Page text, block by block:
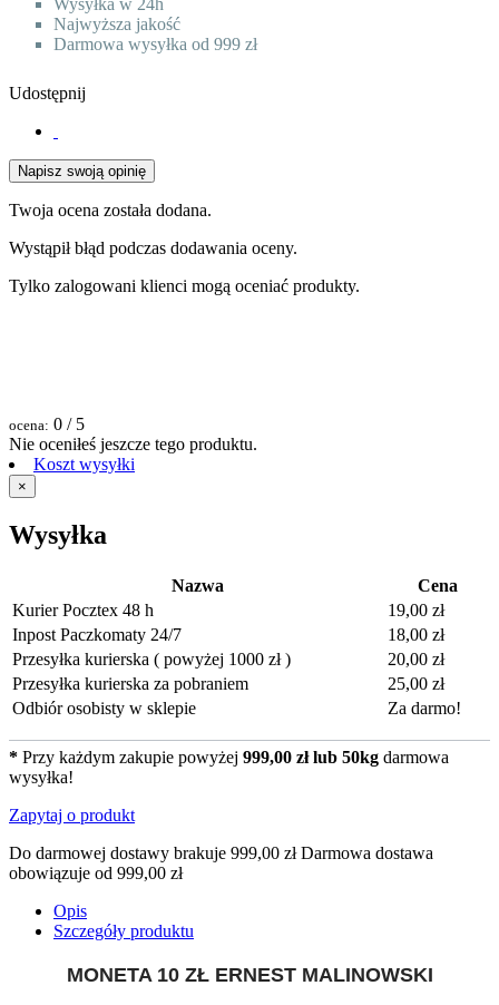
Wysyłka w 24h
Najwyższa jakość
Darmowa wysyłka od 999 zł
Udostępnij
Napisz swoją opinię
Twoja ocena została dodana.
Wystąpił błąd podczas dodawania oceny.
Tylko zalogowani klienci mogą oceniać produkty.
ocena: 0 / 5
Nie oceniłeś jeszcze tego produktu.
Koszt wysyłki
×
Wysyłka
Nazwa
Cena
Kurier Pocztex 48 h
19,00 zł
Inpost Paczkomaty 24/7
18,00 zł
Przesyłka kurierska ( powyżej 1000 zł )
20,00 zł
Przesyłka kurierska za pobraniem
25,00 zł
Odbiór osobisty w sklepie
Za darmo!
* Przy każdym zakupie powyżej 999,00 zł lub 50kg darmowa
wysyłka!
Zapytaj o produkt
Do darmowej dostawy brakuje 999,00 złDarmowa dostawa
obowiązuje od 999,00 zł
Opis
Szczegóły produktu
MONETA 10 ZŁ ERNEST MALINOWSKI